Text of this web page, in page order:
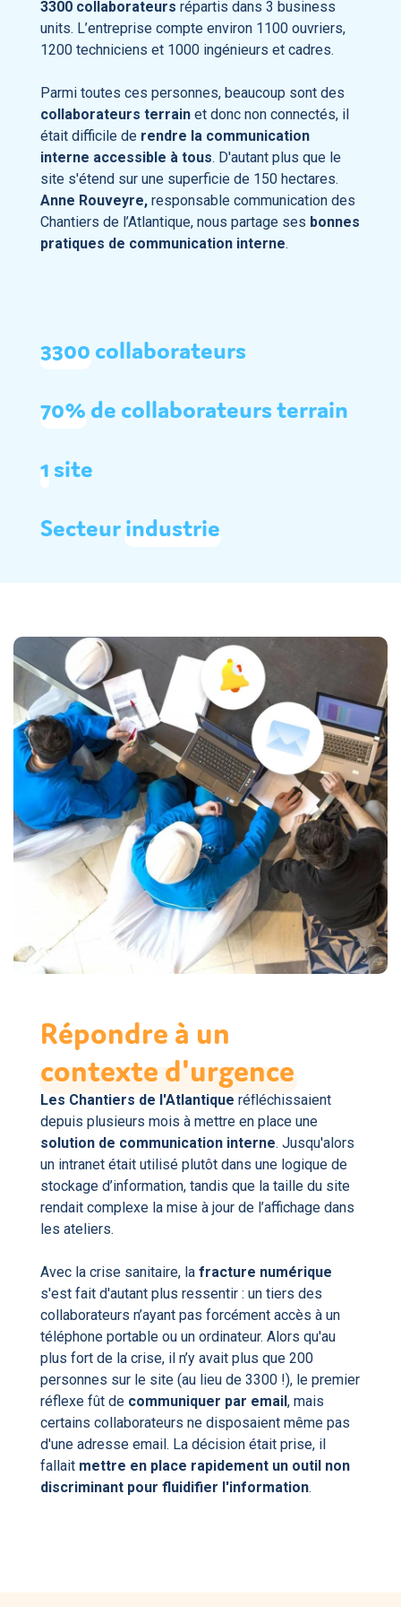
Découvrir
3300 collaborateurs répartis dans 3 business
units. L’entreprise compte environ 1100 ouvriers,
1200 techniciens et 1000 ingénieurs et cadres.
Parmi toutes ces personnes, beaucoup sont des
collaborateurs terrain et donc non connectés, il
était difficile de rendre la communication
interne accessible à tous. D'autant plus que le
site s'étend sur une superficie de 150 hectares.
Anne Rouveyre, responsable communication des
Chantiers de l’Atlantique, nous partage ses bonnes
pratiques de communication interne.
3300 collaborateurs
70% de collaborateurs terrain
1 site
Secteurindustrie
Répondre à un
contexte d'urgence
Les Chantiers de l'Atlantique réfléchissaient
depuis plusieurs mois à mettre en place une
solution de communication interne. Jusqu'alors
un intranet était utilisé plutôt dans une logique de
stockage d’information, tandis que la taille du site
rendait complexe la mise à jour de l’affichage dans
les ateliers.
Avec la crise sanitaire, la fracture numérique
s'est fait d'autant plus ressentir : un tiers des
collaborateurs n’ayant pas forcément accès à un
téléphone portable ou un ordinateur. Alors qu'au
plus fort de la crise, il n’y avait plus que 200
personnes sur le site (au lieu de 3300 !), le premier
réflexe fût de communiquer par email , mais
certains collaborateurs ne disposaient même pas
d'une adresse email. La décision était prise, il
fallait mettre en place rapidement un outil non
discriminant pour fluidifier l'information.